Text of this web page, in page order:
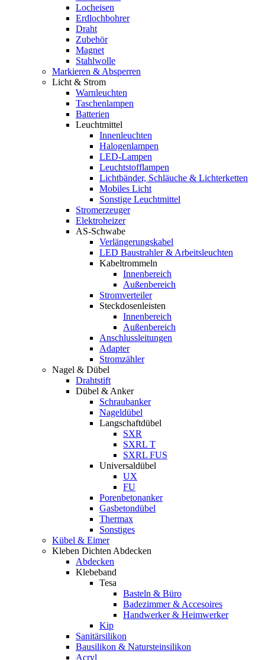
Locheisen
Erdlochbohrer
Draht
Zubehör
Magnet
Stahlwolle
Markieren & Absperren
Licht & Strom
Warnleuchten
Taschenlampen
Batterien
Leuchtmittel
Innenleuchten
Halogenlampen
LED-Lampen
Leuchtstofflampen
Lichtbänder, Schläuche & Lichterketten
Mobiles Licht
Sonstige Leuchtmittel
Stromerzeuger
Elektroheizer
AS-Schwabe
Verlängerungskabel
LED Baustrahler & Arbeitsleuchten
Kabeltrommeln
Innenbereich
Außenbereich
Stromverteiler
Steckdosenleisten
Innenbereich
Außenbereich
Anschlussleitungen
Adapter
Stromzähler
Nagel & Dübel
Drahtstift
Dübel & Anker
Schraubanker
Nageldübel
Langschaftdübel
SXR
SXRL T
SXRL FUS
Universaldübel
UX
FU
Porenbetonanker
Gasbetondübel
Thermax
Sonstiges
Kübel & Eimer
Kleben Dichten Abdecken
Abdecken
Klebeband
Tesa
Basteln & Büro
Badezimmer & Accesoires
Handwerker & Heimwerker
Kip
Sanitärsilikon
Bausilikon & Natursteinsilikon
Acryl